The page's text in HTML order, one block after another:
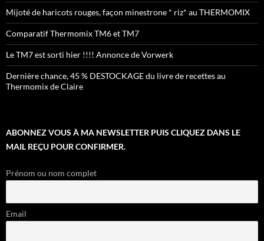
Mijoté de haricots rouges, façon minestrone * riz* au THERMOMIX
Comparatif Thermomix TM6 et TM7
Le TM7 est sorti hier !!!! Annonce de Vorwerk
Dernière chance, 45 % DESTOCKAGE du livre de recettes au
Thermomix de Claire
ABONNEZ VOUS À MA NEWSLETTER PUIS CLIQUEZ DANS LE
MAIL REÇU POUR CONFIRMER.
Prénom ou nom complet
Email